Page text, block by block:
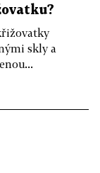
skly a